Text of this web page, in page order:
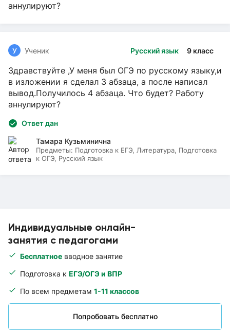
Индивидуальные онлайн-
занятия с педагогами
Бесплатное вводное занятие
Подготовка к ЕГЭ/ОГЭ и ВПР
По всем предметам 1-11 классов
Попробовать бесплатно
аннулируют?
Русский язык 9 класс
У Ученик
Здравствуйте ,У меня был ОГЭ по русскому языку,и
в изложении я сделал 3 абзаца, а после написал
вывод.Получилось 4 абзаца. Что будет? Работу
аннулируют?
Ответ дан
Тамара Кузьминична
Предметы: Подготовка к ЕГЭ, Литература, Подготовка
к ОГЭ, Русский язык